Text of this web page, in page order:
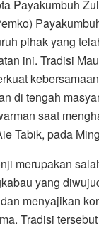
Payakumbuh
pihak yang
ini. Tradisi
di tengah
saat
Tabik, pada
merupakan
yang
menyajikan
Tradisi